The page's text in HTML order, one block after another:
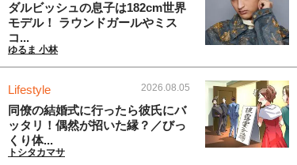
ダルビッシュの息子は182cm世界
モデル！ ラウンドガールやミス
コ...
ゆるま 小林
Lifestyle 2026.08.05
同僚の結婚式に行ったら彼氏にバ
ッタリ！偶然が招いた縁？／びっ
くり体...
トシタカマサ